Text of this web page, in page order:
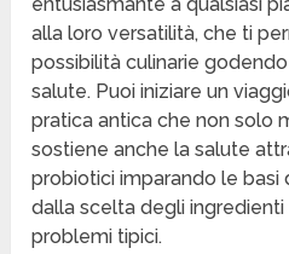
alla loro versatilità, che ti
possibilità culinarie
salute. Puoi iniziare un
pratica antica che non solo
sostiene anche la salute
probiotici imparando le
dalla scelta degli
problemi tipici.